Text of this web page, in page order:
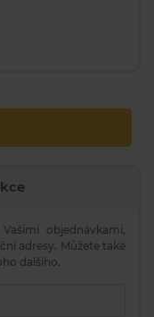
objednávkami,
adresy. Můžete také
dalšího.